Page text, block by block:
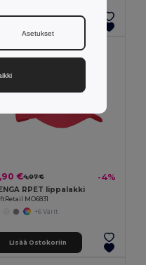
€4,07 € -4%
RPET lippalakki
MO6831
+6 Värit
Lisää Ostokoriin
Asetukset